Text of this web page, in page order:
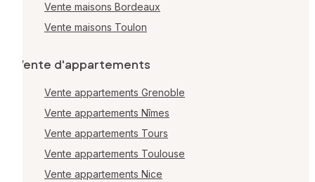
Vente maisons Bordeaux
Vente maisons Toulon
Vente d'appartements
Vente appartements Grenoble
Vente appartements Nîmes
Vente appartements Tours
Vente appartements Toulouse
Vente appartements Nice